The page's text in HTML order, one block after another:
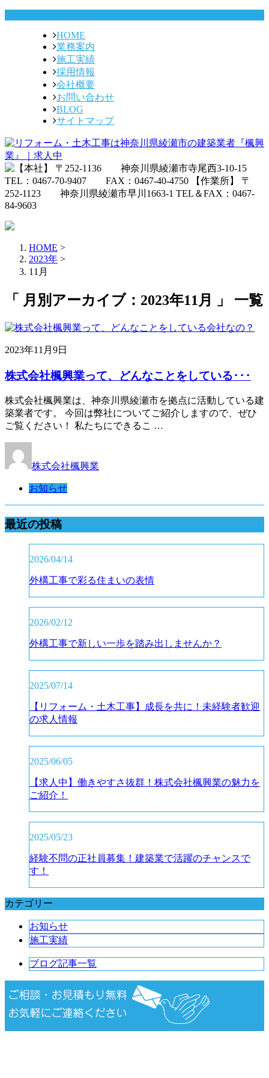
HOME
業務案内
施工実績
採用情報
会社概要
お問い合わせ
BLOG
サイトマップ
HOME >
2023年 >
11月
「 月別アーカイブ：2023年11月 」 一覧
2023年11月9日
株式会社楓興業って、どんなことをしている･･･
株式会社楓興業は、神奈川県綾瀬市を拠点に活動している建
築業者です。 今回は弊社についてご紹介しますので、ぜひ
ご覧ください！ 私たちにできるこ …
株式会社楓興業
お知らせ
最近の投稿
2026/04/14
外構工事で彩る住まいの表情
2026/02/12
外構工事で新しい一歩を踏み出しませんか？
2025/07/14
【リフォーム・土木工事】成長を共に！未経験者歓迎
の求人情報
2025/06/05
【求人中】働きやすさ抜群！株式会社楓興業の魅力を
ご紹介！
2025/05/23
経験不問の正社員募集！建築業で活躍のチャンスで
す！
カテゴリー
お知らせ
施工実績
ブログ記事一覧